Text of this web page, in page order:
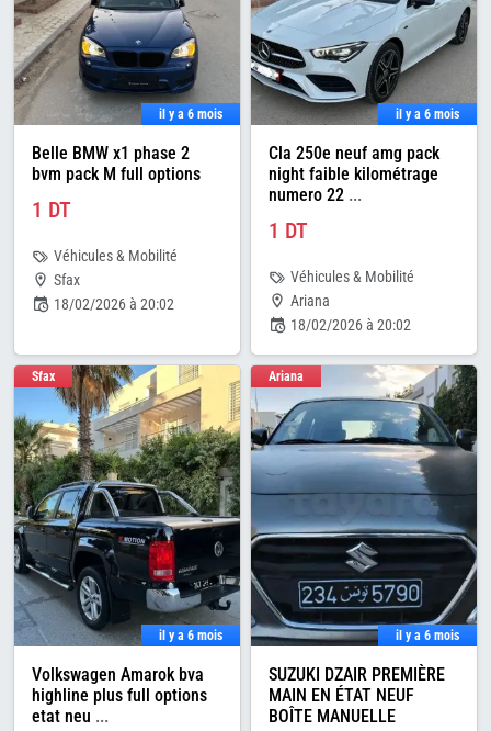
il y a 6 mois
Belle BMW x1 phase 2
bvm pack M full options
1 DT
Véhicules & Mobilité
Sfax
18/02/2026 à 20:02
il y a 6 mois
Cla 250e neuf amg pack
night faible kilométrage
numero 22 ...
1 DT
Véhicules & Mobilité
Ariana
18/02/2026 à 20:02
Sfax
il y a 6 mois
Volkswagen Amarok bva
highline plus full options
etat neu ...
Ariana
il y a 6 mois
SUZUKI DZAIR PREMIÈRE
MAIN EN ÉTAT NEUF
BOÎTE MANUELLE